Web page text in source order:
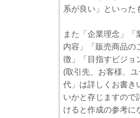
系が良い」といった
また「企業理念」「
内容」「販売商品の
徴」「目指すビジョ
(取引先、お客様、
代」は詳しくお書き
いかと存じますので
けると作成の参考に